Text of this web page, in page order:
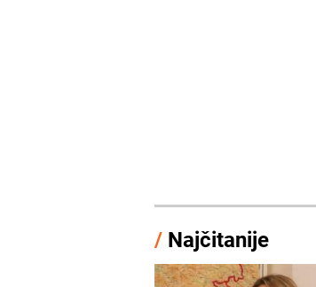
/ Najčitanije